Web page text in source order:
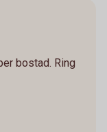
bostad. Ring